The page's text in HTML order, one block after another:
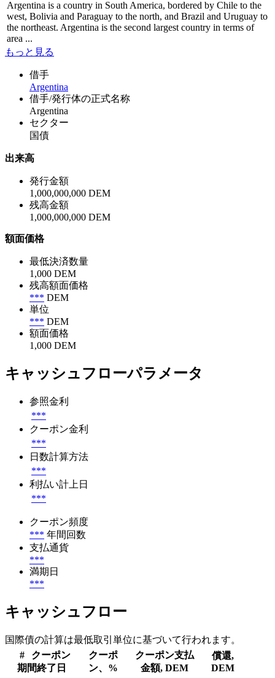
Argentina is a country in South America, bordered by Chile to the
west, Bolivia and Paraguay to the north, and Brazil and Uruguay to
the northeast. Argentina is the second largest country in terms of
area ...
もっと見る
借手
Argentina
借手/発行体の正式名称
Argentina
セクター
国債
出来高
発行金額
1,000,000,000 DEM
残高金額
1,000,000,000 DEM
額面価格
最低決済数量
1,000 DEM
残高額面価格
*** DEM
単位
*** DEM
額面価格
1,000 DEM
キャッシュフローパラメータ
参照金利
***
クーポン金利
***
日数計算方法
***
利払い計上日
***
クーポン頻度
*** 年間回数
支払通貨
***
満期日
***
キャッシュフロー
国際債の計算は最低取引単位に基づいて行われます。
#
クーポン
期間終了日
クーポ
ン、%
クーポン支払
金額, DEM
償還,
DEM